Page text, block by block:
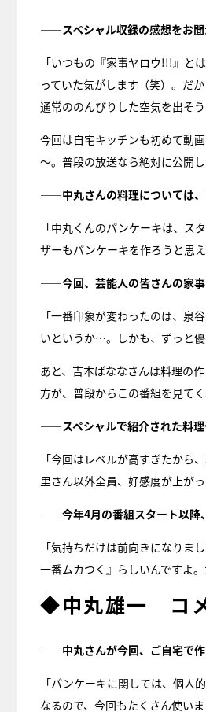
――スペシャル収録の感想をお聞
「いつもの『家事ヤロウ!!!』と
っていた気がします（笑）。だ
通常ののんびりした空気を出そう
今回は自宅キッチンも初めて動
～。普段の放送なら絶対に公開
――中丸さんの料理については、
「中丸くんのパンケーキは、
ザーもパンケーキを作ろうと思
――今回、芸能人の皆さんの家事
「一番印象が変わったのは、泉
いというか…。しかも、ずっと
あと、吉本ばななさんは料理の
方が、普段からこの番組を見て
――スペシャルで紹介された料理
「今回はレベルが高すぎたか
里さん以外全員、好感度が上が
――今年4月の番組スタート以降
「気持ちだけは前向きになりま
一番ムカつく』らしいんですよ
◆中丸雄一 コ
――中丸さんが今回、ご自宅で作
「パンケーキに関しては、個人
なるので、今回もたくさん使いま